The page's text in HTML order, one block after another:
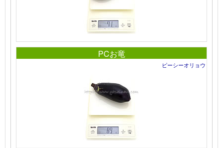
PCお竜
ピーシーオリョウ